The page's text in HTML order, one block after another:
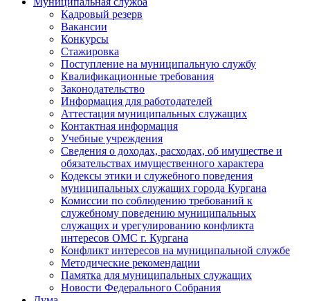
Кадровый резерв
Вакансии
Конкурсы
Стажировка
Поступление на муниципальную службу
Квалификационные требования
Законодательство
Информация для работодателей
Аттестация муниципальных служащих
Контактная информация
Учебные учреждения
Сведения о доходах, расходах, об имуществе и
обязательствах имущественного характера
Кодексы этики и служебного поведения
муниципальных служащих города Кургана
Комиссии по соблюдению требований к
служебному поведению муниципальных
служащих и урегулированию конфликта
интересов ОМС г. Кургана
Конфликт интересов на муниципальной службе
Методические рекомендации
Памятка для муниципальных служащих
Новости Федерального Cобрания